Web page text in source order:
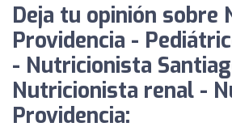
Deja tu opinión sobre
Providencia -
- Nutricionista
Nutricionista renal -
Providencia: